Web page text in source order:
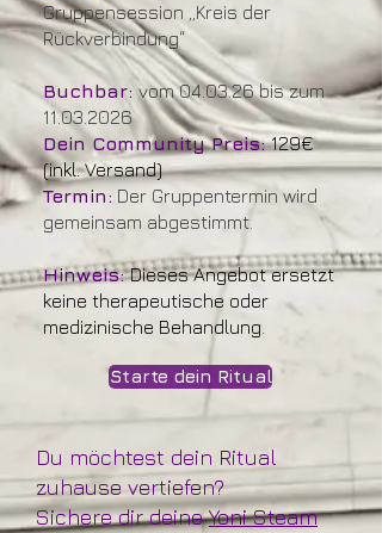
Gruppensession „Kreis der
Rückverbindung“
Buchbar:vom 04.03.26 bis zum
11.03.2026
Dein Community Preis:129€
(inkl. Versand)
Termin: Der Gruppentermin wird
gemeinsam abgestimmt.
Hinweis:Dieses Angebot ersetzt
keine therapeutische oder
medizinische Behandlung.
Starte dein Ritual
Du möchtest dein Ritual
zuhause vertiefen?
Sichere dir deineYoni Steam